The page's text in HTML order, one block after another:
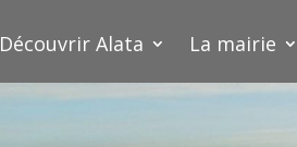
Découvrir Alata La mairie